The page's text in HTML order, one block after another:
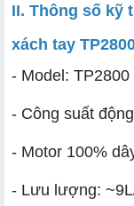
II. Thông số kỹ
xách tay
- Model: TP2800
- Công suất
- Motor 100%
- Lưu lượng: